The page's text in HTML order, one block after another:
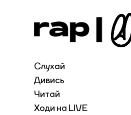
Слухай
Дивись
Читай
Ходи на LIVE